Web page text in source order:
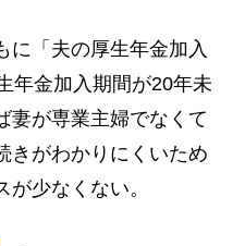
「夫の厚生年金加入
年金加入期間が20年未
妻が専業主婦でなくて
きがわかりにくいため
少なくない。